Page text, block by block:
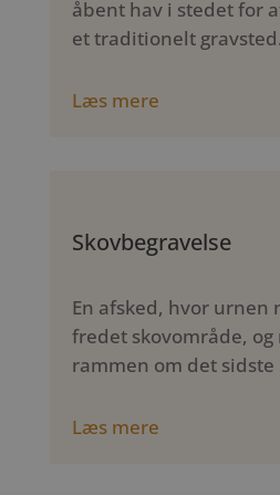
åbent hav i stedet for
et traditionelt
Læs mere
Skovbegravelse
En afsked, hvor urnen
fredet skovområde,
rammen om det
Læs mere